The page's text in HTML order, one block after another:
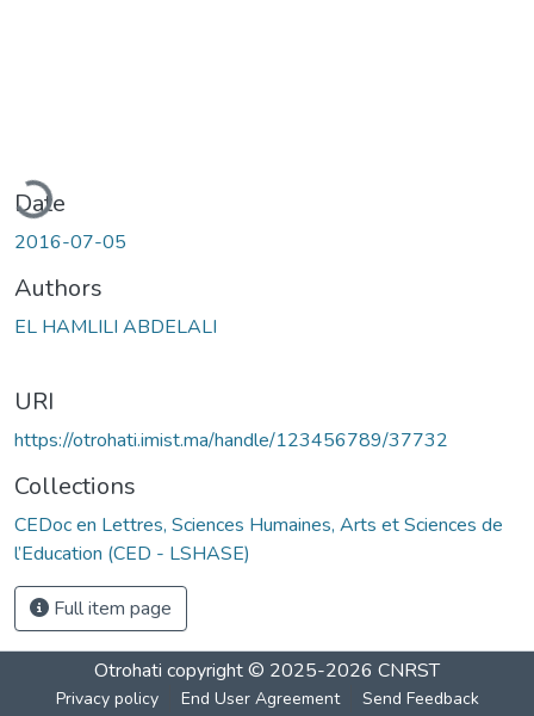
Date
2016-07-05
Authors
EL HAMLILI ABDELALI
URI
https://otrohati.imist.ma/handle/123456789/37732
Collections
CEDoc en Lettres, Sciences Humaines, Arts et Sciences de
l’Education (CED - LSHASE)
Full item page
Otrohati copyright © 2025-2026 CNRST
Privacy policy End User Agreement Send Feedback